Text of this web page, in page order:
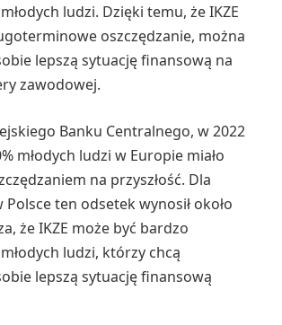
ludzi. Dzięki temu, że IKZE
oszczędzanie, można
lepszą sytuację finansową na
zawodowej.
Banku Centralnego, w 2022
młodych ludzi w Europie miało
na przyszłość. Dla
ten odsetek wynosił około
że IKZE może być bardzo
ludzi, którzy chcą
lepszą sytuację finansową